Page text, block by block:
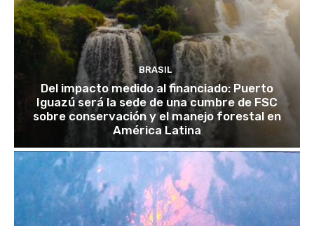
BRASIL
Del impacto medido al financiado: Puerto
Iguazú será la sede de una cumbre de FSC
sobre conservación y el manejo forestal en
América Latina